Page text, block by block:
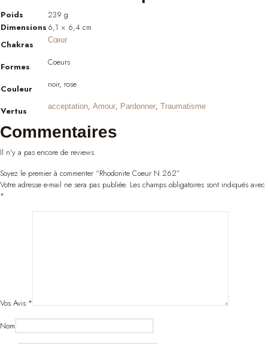
Poids
239 g
Dimensions 6,1 × 6,4 cm
Chakras
Cœur
Formes Coeurs
Couleur noir, rose
Vertus acceptation, Amour, Pardonner, Traumatisme
Commentaires
Il n'y a pas encore de reviews.
Soyez le premier à commenter “Rhodonite Coeur N.262”
Votre adresse e-mail ne sera pas publiée. Les champs obligatoires sont indiqués avec
*
Vos Avis *
Nom